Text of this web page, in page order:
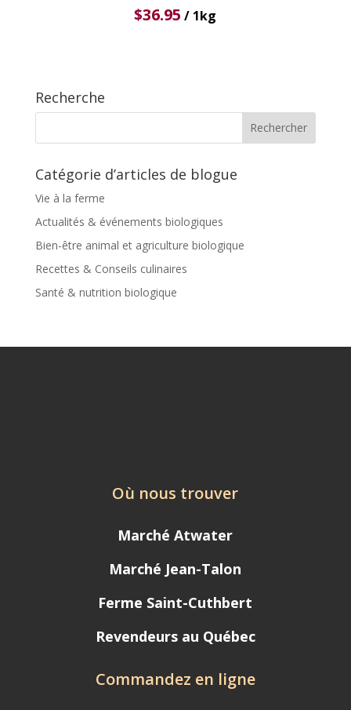
$36.95 / 1kg
Recherche
Catégorie d’articles de blogue
Vie à la ferme
Actualités & événements biologiques
Bien-être animal et agriculture biologique
Recettes & Conseils culinaires
Santé & nutrition biologique
Où nous trouver
Marché Atwater
Marché Jean-Talon
Ferme Saint-Cuthbert
Revendeurs au Québec
Commandez en ligne